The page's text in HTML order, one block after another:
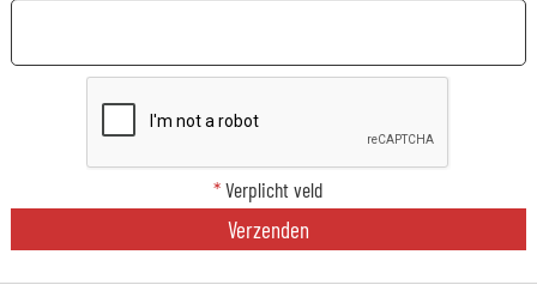
*Verplicht veld
Verzenden